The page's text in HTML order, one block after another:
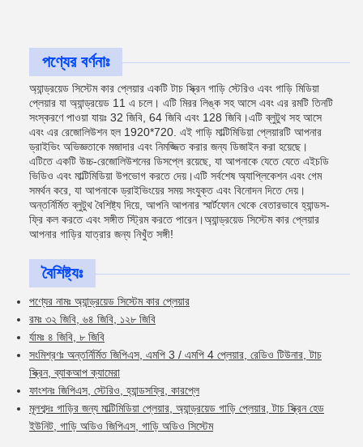
পণ্যের বর্ণনাঃ
অ্যান্ড্রয়েড সিস্টেম কার প্লেয়ার একটি টাচ স্ক্রিন গাড়ি স্টেরিও এবং গাড়ি মিডিয়া
প্লেয়ার যা অ্যান্ড্রয়েড 11 এ চলে। এটি মিরর লিঙ্ক সহ আসে এবং এর রমটি তিনটি
সংস্করণে পাওয়া যায়ঃ 32 জিবি, 64 জিবি এবং 128 জিবি।এটি ব্লুটুথ সহ আসে
এবং এর রেজোলিউশন হল 1920*720. এই গাড়ি মাল্টিমিডিয়া প্লেয়ারটি আপনার
ড্রাইভিং অভিজ্ঞতাকে মজাদার এবং নিমজ্জিত করার জন্য ডিজাইন করা হয়েছে।
এটিতে একটি উচ্চ-রেজোলিউশনের ডিসপ্লে রয়েছে, যা আপনাকে যেতে যেতে এইচডি
ভিডিও এবং মাল্টিমিডিয়া উপভোগ করতে দেয়।এটি সর্বশেষ অ্যাপ্লিকেশন এবং গেম
সমর্থন করে, যা আপনাকে ড্রাইভিংয়ের সময় সংযুক্ত এবং বিনোদন দিতে দেয়।
অন্তর্নির্মিত ব্লুটুথ বৈশিষ্ট্য দিয়ে, আপনি আপনার স্মার্টফোন থেকে বেতারভাবে হ্যান্ডস-
ফ্রি কল করতে এবং সঙ্গীত স্ট্রিম করতে পারেন।অ্যান্ড্রয়েড সিস্টেম কার প্লেয়ার
আপনার গাড়ির যাত্রার জন্য নিখুঁত সঙ্গী!
বৈশিষ্ট্যঃ
পণ্যের নামঃ অ্যান্ড্রয়েড সিস্টেম কার প্লেয়ার
রমঃ ৩২ জিবি, ৬৪ জিবি, ১২৮ জিবি
র্যামঃ ৪ জিবি, ৮ জিবি
সংমিশ্রণঃ অন্তর্নির্মিত জিপিএস, এমপি 3 / এমপি 4 প্লেয়ার, রেডিও টিউনার, টাচ
স্ক্রিন, ব্যাকআপ ক্যামেরা
ফাংশনঃ জিপিএস, স্টেরিও, হ্যান্ডসফ্রি, কারপ্লে
মূলশব্দঃ গাড়ির জন্য মাল্টিমিডিয়া প্লেয়ার, অ্যান্ড্রয়েড গাড়ি প্লেয়ার, টাচ স্ক্রিন হেড
ইউনিট, গাড়ি অডিও জিপিএস, গাড়ি অডিও সিস্টেম